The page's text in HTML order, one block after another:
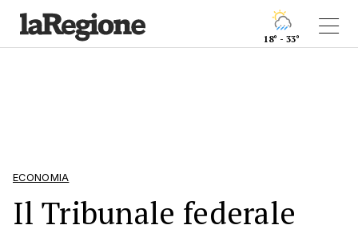
18° - 33°
ECONOMIA
Il Tribunale federale